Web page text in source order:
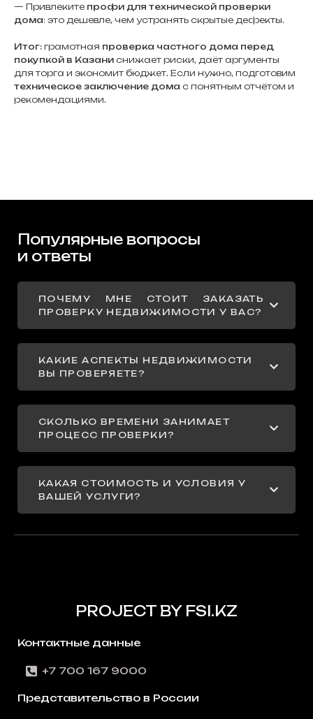
— Привлеките профи для технической проверки
дома: это дешевле, чем устранять скрытые дефекты.
Итог: грамотная проверка частного дома перед
покупкой в Казани снижает риски, даёт аргументы
для торга и экономит бюджет. Если нужно, подготовим
техническое заключение дома с понятным отчётом и
рекомендациями.
Популярные вопросы
и ответы
ПОЧЕМУ МНЕ СТОИТ ЗАКАЗАТЬ
ПРОВЕРКУ НЕДВИЖИМОСТИ У ВАС?
КАКИЕ АСПЕКТЫ НЕДВИЖИМОСТИ
ВЫ ПРОВЕРЯЕТЕ?
СКОЛЬКО ВРЕМЕНИ ЗАНИМАЕТ
ПРОЦЕСС ПРОВЕРКИ?
КАКАЯ СТОИМОСТЬ И УСЛОВИЯ У
ВАШЕЙ УСЛУГИ?
PROJECT BY FSI.KZ
Контактные данные
+7 700 167 9000
Представительство в России